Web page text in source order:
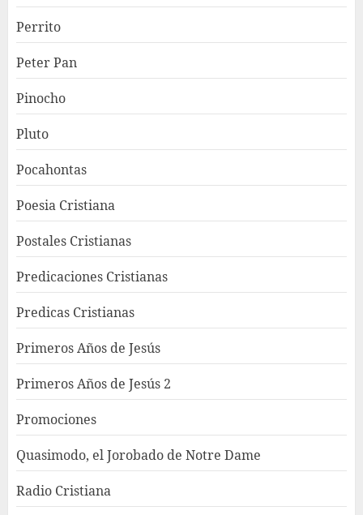
Perrito
Peter Pan
Pinocho
Pluto
Pocahontas
Poesia Cristiana
Postales Cristianas
Predicaciones Cristianas
Predicas Cristianas
Primeros Años de Jesús
Primeros Años de Jesús 2
Promociones
Quasimodo, el Jorobado de Notre Dame
Radio Cristiana